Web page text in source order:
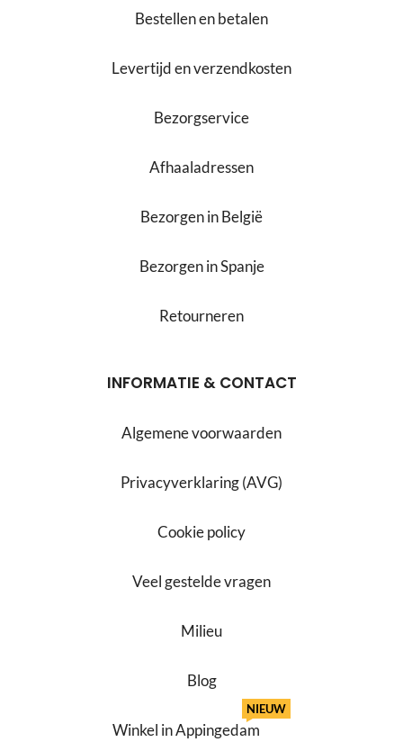
Bestellen en betalen
Levertijd en verzendkosten
Bezorgservice
Afhaaladressen
Bezorgen in België
Bezorgen in Spanje
Retourneren
INFORMATIE & CONTACT
Algemene voorwaarden
Privacyverklaring (AVG)
Cookie policy
Veel gestelde vragen
Milieu
Blog
Winkel in Appingedam
NIEUW